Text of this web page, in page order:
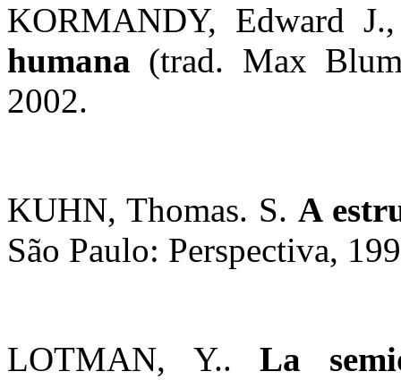
KORMANDY, Edward
humana (trad. Max
2002.
KUHN, Thomas. S. A
São Paulo: Perspectiva,
LOTMAN, Y.. La